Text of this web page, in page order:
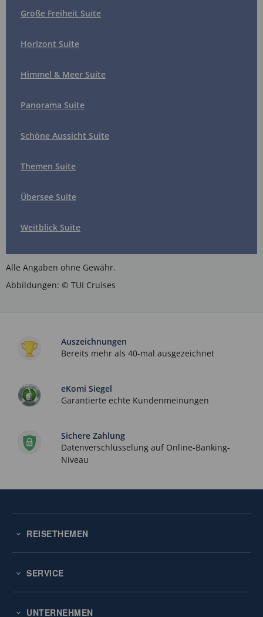
Große Freiheit Suite
Horizont Suite
Himmel & Meer Suite
Panorama Suite
Schöne Aussicht Suite
Themen Suite
Übersee Suite
Weitblick Suite
Alle Angaben ohne Gewähr.
Abbildungen: © TUI Cruises
Auszeichnungen
Bereits mehr als 40-mal ausgezeichnet
eKomi Siegel
Garantierte echte Kundenmeinungen
Sichere Zahlung
Datenverschlüsselung auf Online-Banking-
Niveau
REISETHEMEN
SERVICE
UNTERNEHMEN